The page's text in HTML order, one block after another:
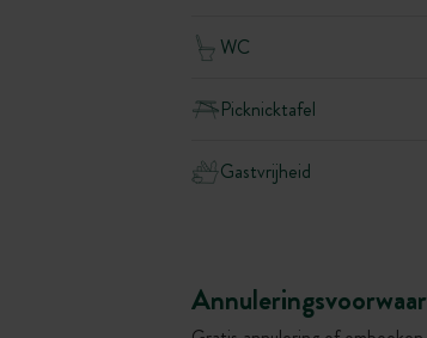
WC
Picknicktafel
Gastvrijheid